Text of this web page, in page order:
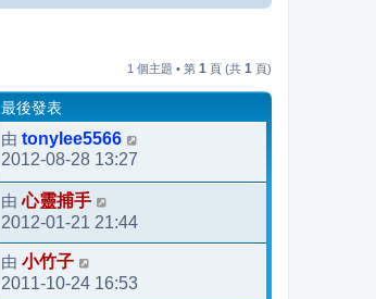
1 個主題 • 第 1 頁 (共 1 頁)
最後發表
由 tonylee5566
2012-08-28 13:27
由心靈捕手
2012-01-21 21:44
由 小竹子
2011-10-24 16:53